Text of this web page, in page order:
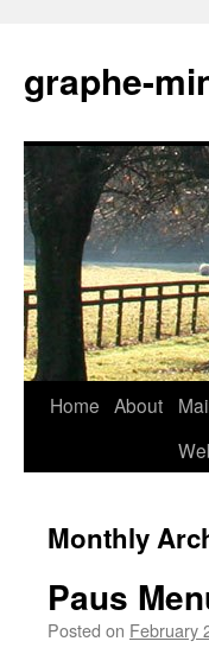
content
graphe-
Home About
Monthly
Paus
Posted on February